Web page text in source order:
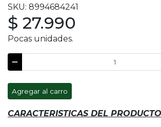
SKU: 8994684241
$ 27.990
Pocas unidades.
Agregar al carro
CARACTERISTICAS DEL